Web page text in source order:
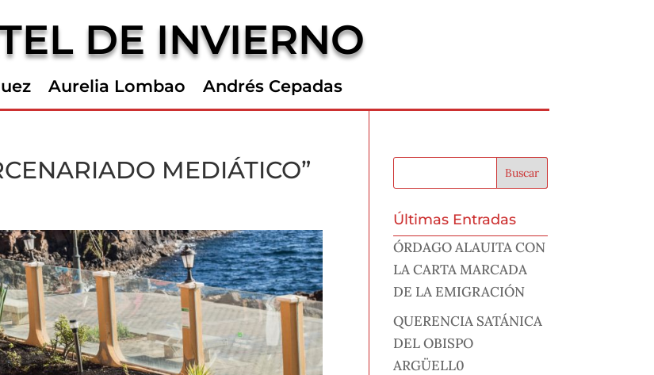
DE INVIERNO
Aurelia Lombao Andrés Cepadas
MEDIÁTICO”
Últimas Entradas
ÓRDAGO ALAUITA CON
LA CARTA MARCADA
DE LA EMIGRACIÓN
QUERENCIA SATÁNICA
DEL OBISPO
ARGÜELL0